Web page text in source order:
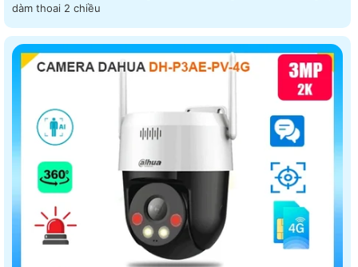
dàm thoai 2 chiều